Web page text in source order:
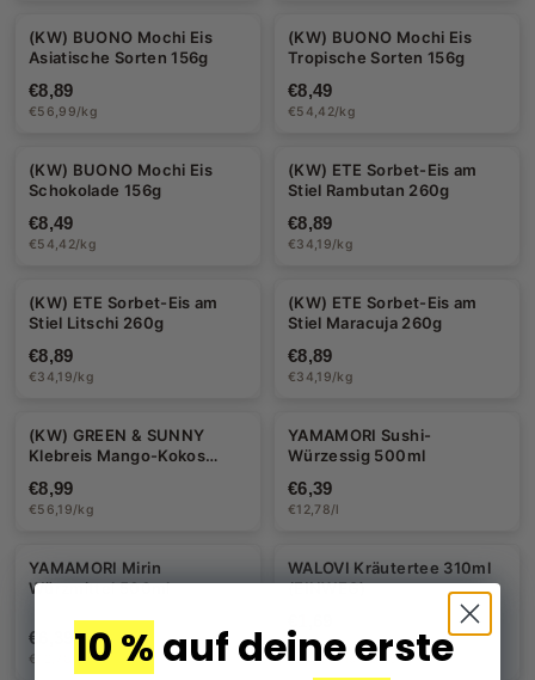
(KW) BUONO Mochi Eis
Asiatische Sorten 156g
€8,89
€56,99/kg
(KW) BUONO Mochi Eis
Tropische Sorten 156g
€8,49
€54,42/kg
Halal
(KW) BUONO Mochi Eis
Schokolade 156g
€8,49
€54,42/kg
(KW) ETE Sorbet-Eis am
Stiel Rambutan 260g
€8,89
€34,19/kg
(KW) ETE Sorbet-Eis am
Stiel Litschi 260g
€8,89
€34,19/kg
(KW) ETE Sorbet-Eis am
Stiel Maracuja 260g
€8,89
€34,19/kg
(KW) GREEN & SUNNY
Klebreis Mango-Kokos
€8,99
€56,19/kg
YAMAMORI Sushi-
Würzessig 500ml
€6,39
€12,78/l
YAMAMORI Mirin
Würzmittel 500ml
€6,39
€12,78/l
WALOVI Kräutertee 310ml
(EINWEG)
€5,45/l
zzgl. Pfand €0,25
10 % auf deine erste